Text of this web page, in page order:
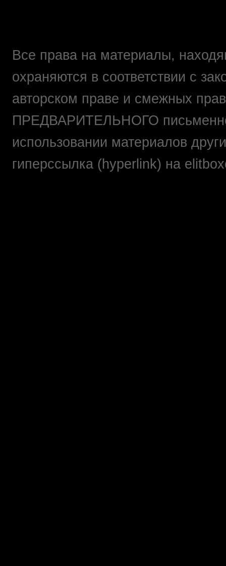
Все права на материалы,
охраняются в соответствии с
авторском праве и смежных
ПРЕДВАРИТЕЛЬНОГО
использовании материалов
гиперссылка (hyperlink) на